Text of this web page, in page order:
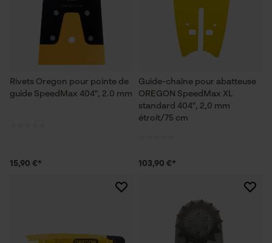
Rivets Oregon pour pointe de
guide SpeedMax 404", 2.0 mm
15,90 €*
Guide-chaîne pour abatteuse
OREGON SpeedMax XL
standard 404", 2,0 mm
étroit/75 cm
103,90 €*